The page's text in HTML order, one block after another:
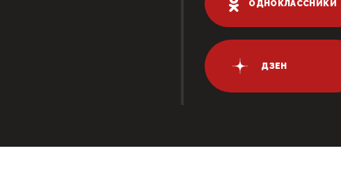
ОДНОКЛАССНИКИ
ДЗЕН